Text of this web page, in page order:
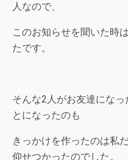
人なので、
このお知らせを聞いた時
たです。
そんな2人がお友達にな
とになったのも
きっかけを作ったのは私
仰せつかったのでした。